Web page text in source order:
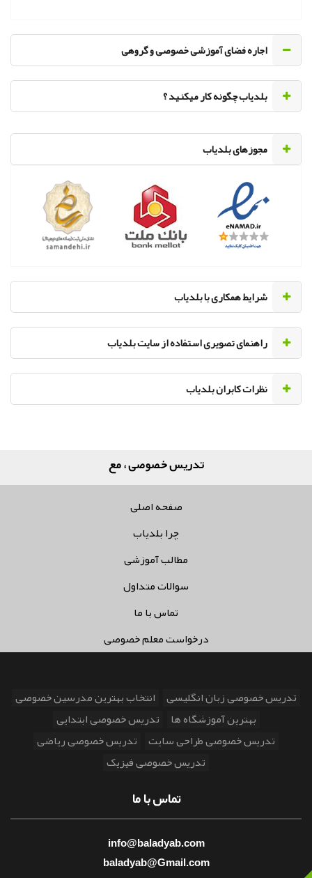
اجاره فضای آموزشی خصوصی و گروهی
‌بلدیاب چگونه کار میکنید ؟
مجوزهای بلدیاب
‌شرایط همکاری با بلدیاب
راهنمای تصویری استفاده از سایت بلدیاب
نظرات کابران بلدیاب
تدریس خصوصی ، معلم خصو
صفحه اصلی
چرا بلدیاب
مطالب آموزشی
سوالات متداول
تماس با ما
درخواست معلم خصوصی
تدریس خصوصی زبان انگلیسی انتخاب بهترین مدرسین خصوصی
بهترین آموزشگاه ها تدریس خصوصی ابتدایی
تدریس خصوصی طراحی سایت تدریس خصوصی ریاضی
تدریس خصوصی فیزیک
تماس با ما
info@baladyab.com
baladyab@Gmail.com